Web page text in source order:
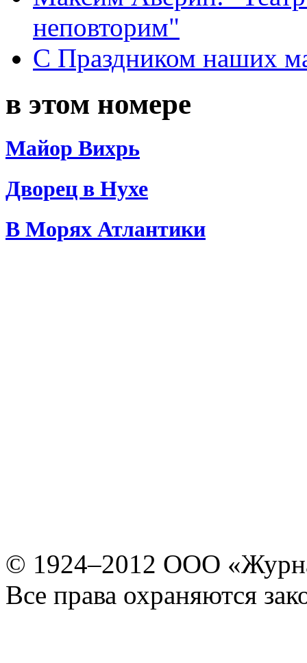
неповторим"
С Праздником наших
в этом номере
Майор Вихрь
Дворец в Нухе
В Морях Атлантики
© 1924–2012 ООО
Все права охраняются